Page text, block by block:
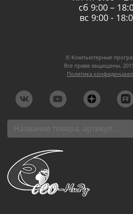
сб 9:00 –
вс 9:00 -
© Компьютерные
Все права защищены.
Политика